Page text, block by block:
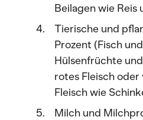
Beilagen wie Reis
Tierische und
Prozent (Fisch
Hülsenfrüchte
rotes Fleisch
Fleisch wie
Milch und